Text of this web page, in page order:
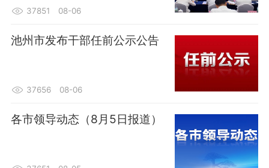
37851 08-06
池州市发布干部任前公示公告
37656 08-06
各市领导动态（8月5日报道）